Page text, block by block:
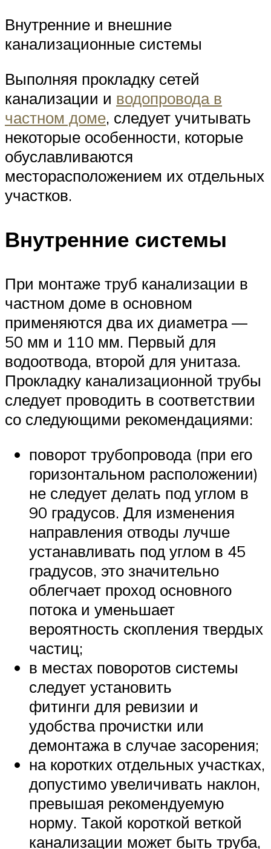
Внутренние и внешние
канализационные системы
Выполняя прокладку сетей
канализации и водопровода в
частном доме, следует учитывать
некоторые особенности, которые
обуславливаются
месторасположением их отдельных
участков.
Внутренние системы
При монтаже труб канализации в
частном доме в основном
применяются два их диаметра —
50 мм и 110 мм. Первый для
водоотвода, второй для унитаза.
Прокладку канализационной трубы
следует проводить в соответствии
со следующими рекомендациями:
поворот трубопровода (при его
горизонтальном расположении)
не следует делать под углом в
90 градусов. Для изменения
направления отводы лучше
устанавливать под углом в 45
градусов, это значительно
облегчает проход основного
потока и уменьшает
вероятность скопления твердых
частиц;
в местах поворотов системы
следует установить
фитинги для ревизии и
удобства прочистки или
демонтажа в случае засорения;
на коротких отдельных участках,
допустимо увеличивать наклон,
превышая рекомендуемую
норму. Такой короткой веткой
канализации может быть труба,